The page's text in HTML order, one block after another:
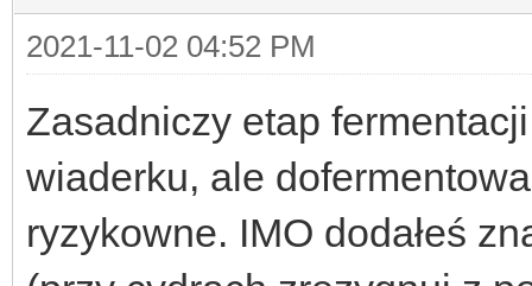
2021-11-02 04:52 PM
Zasadniczy etap
wiaderku, ale
ryzykowne. IMO dodałeś